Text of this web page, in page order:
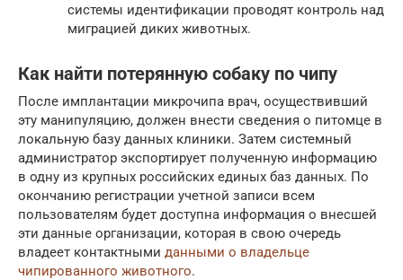
системы идентификации проводят контроль над
миграцией диких животных.
Как найти потерянную собаку по чипу
После имплантации микрочипа врач, осуществивший
эту манипуляцию, должен внести сведения о питомце в
локальную базу данных клиники. Затем системный
администратор экспортирует полученную информацию
в одну из крупных российских единых баз данных. По
окончанию регистрации учетной записи всем
пользователям будет доступна информация о внесшей
эти данные организации, которая в свою очередь
владеет контактными данными о владельце
чипированного животного.